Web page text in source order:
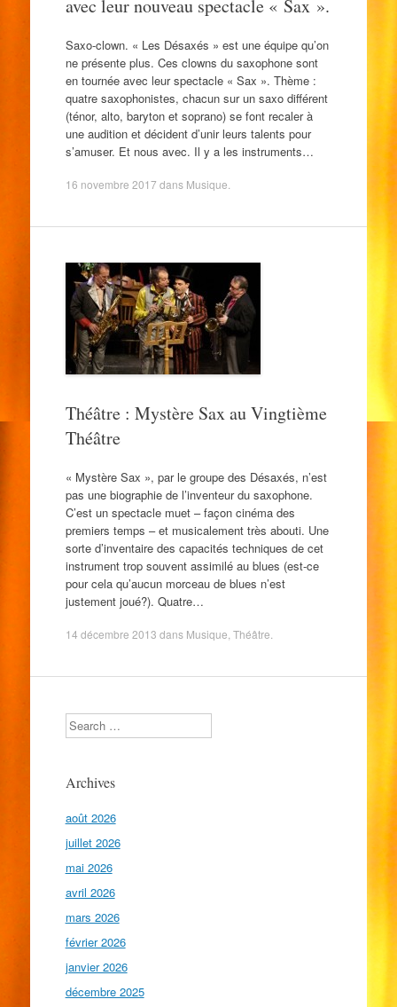
avec leur nouveau spectacle « Sax ».
Saxo-clown. « Les Désaxés » est une équipe qu’on
ne présente plus. Ces clowns du saxophone sont
en tournée avec leur spectacle « Sax ». Thème :
quatre saxophonistes, chacun sur un saxo différent
(ténor, alto, baryton et soprano) se font recaler à
une audition et décident d’unir leurs talents pour
s’amuser. Et nous avec. Il y a les instruments…
16 novembre 2017 dans Musique
Théâtre : Mystère Sax au Vingtième
Théâtre
« Mystère Sax », par le groupe des Désaxés, n’est
pas une biographie de l’inventeur du saxophone.
C’est un spectacle muet – façon cinéma des
premiers temps – et musicalement très abouti. Une
sorte d’inventaire des capacités techniques de cet
instrument trop souvent assimilé au blues (est-ce
pour cela qu’aucun morceau de blues n’est
justement joué?). Quatre…
14 décembre 2013 dans Musique Théâtre
Search
Archives
août 2026
juillet 2026
mai 2026
avril 2026
mars 2026
février 2026
janvier 2026
décembre 2025